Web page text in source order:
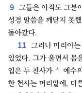
9 그들은 아직도 그분
성경 말씀을 깨닫지 못
돌아갔다.
11 그러나 마리아
있었다. 그가 울면서 몸
입은 두 천사가 ㅅ
예수
한 천사는 머리맡에, 다